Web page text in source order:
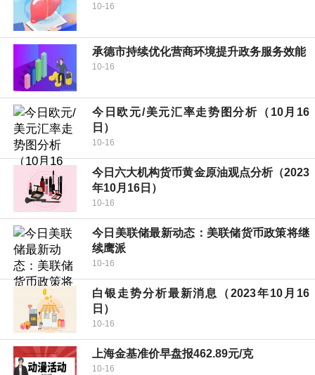
10-16
承德市持续优化营商环境提升政务服务效能
10-16
今日欧元/美元汇率走势图分析（10月16
日）
10-16
今日六大机构货币黄金原油观点分析（2023
年10月16日）
10-16
今日美联储最新动态：美联储货币政策将继
续鹰派
10-16
白银走势分析最新消息（2023年10月16
日）
10-16
上海金基准价早盘报462.89元/克
10-16